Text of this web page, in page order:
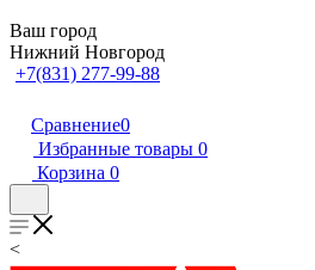
Ваш город
Нижний Новгород
+7(831) 277-99-88
Сравнение0
Избранные товары 0
Корзина 0
<